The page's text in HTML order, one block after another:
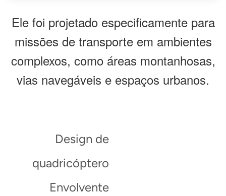
Ele foi projetado especificamente para
missões de transporte em ambientes
complexos, como áreas montanhosas,
vias navegáveis ​​e espaços urbanos.
Design de
quadricóptero
Envolvente